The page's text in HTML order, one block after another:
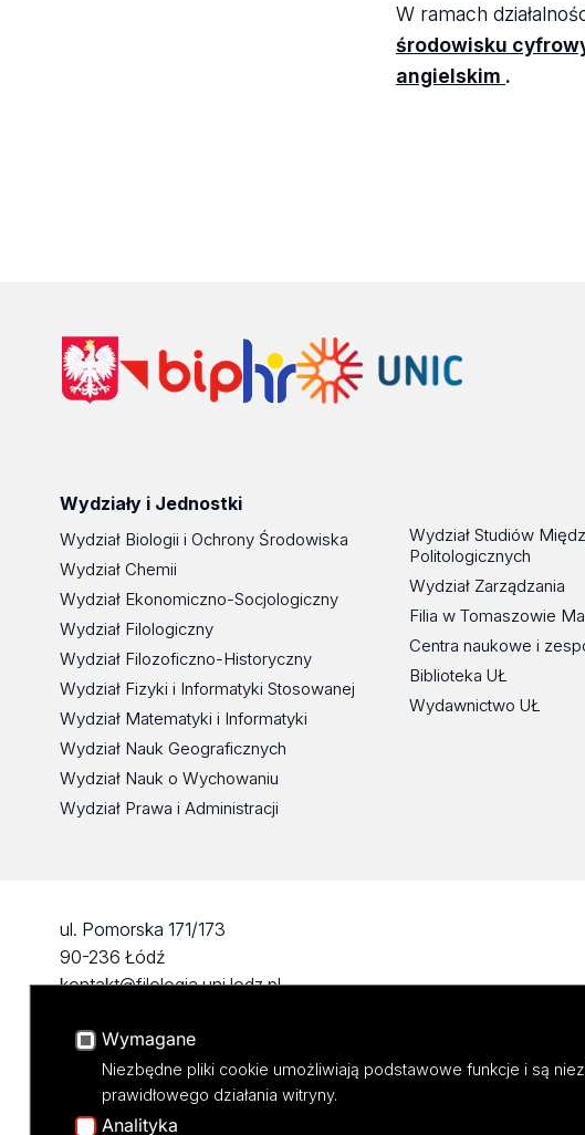
W ramach
środowisku
angielskim .
Wydziały i Jednostki
Wydział Biologii i Ochrony Środowiska
Wydział Chemii
Wydział Ekonomiczno-Socjologiczny
Wydział Filologiczny
Wydział Filozoficzno-Historyczny
Wydział Fizyki i Informatyki Stosowanej
Wydział Matematyki i Informatyki
Wydział Nauk Geograficznych
Wydział Nauk o Wychowaniu
Wydział Prawa i Administracji
Wydział Studiów
Politologicznych
Wydział Zarządzania
Filia w Tomaszowie
Centra naukowe i
Biblioteka UŁ
Wydawnictwo UŁ
ul. Pomorska 171/173
90-236 Łódź
kontakt@filologia.uni.lodz.pl
fax: 42/665 52 54
Wymagane
Niezbędne pliki cookie umożliwiają podstawowe funkcje i są
prawidłowego działania witryny.
Analityka